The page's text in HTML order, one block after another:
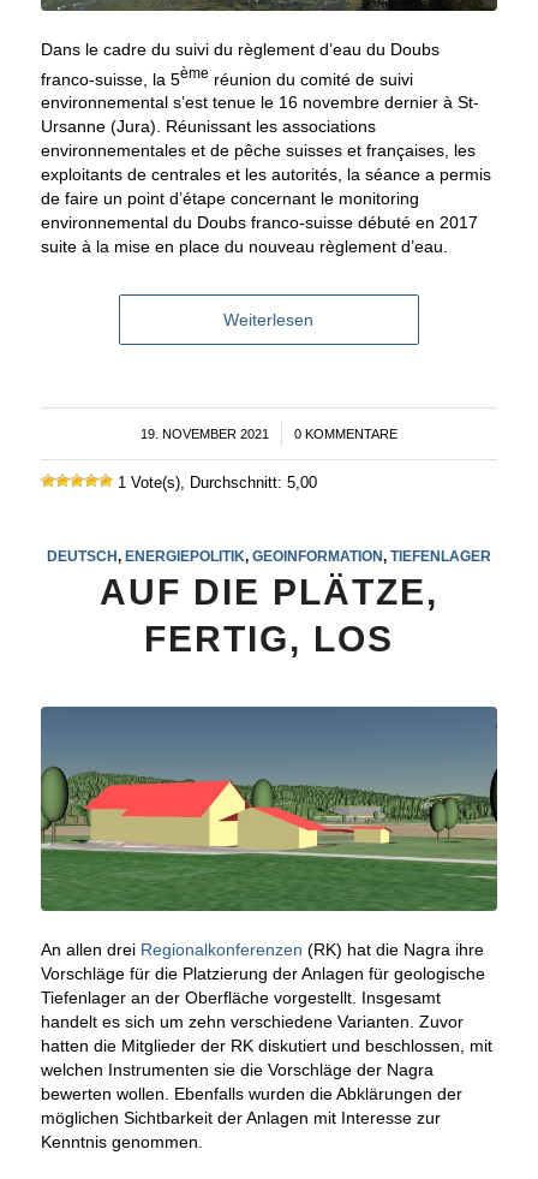
Dans le cadre du suivi du règlement d’eau du Doubs
franco-suisse, la 5ème réunion du comité de suivi
environnemental s’est tenue le 16 novembre dernier à St-
Ursanne (Jura). Réunissant les associations
environnementales et de pêche suisses et françaises, les
exploitants de centrales et les autorités, la séance a permis
de faire un point d’étape concernant le monitoring
environnemental du Doubs franco-suisse débuté en 2017
suite à la mise en place du nouveau règlement d’eau.
Weiterlesen
19. NOVEMBER 2021
/ 0 KOMMENTARE
1 Vote(s), Durchschnitt: 5,00
DEUTSCH, ENERGIEPOLITIK, GEOINFORMATION, TIEFENLAGER
AUF DIE PLÄTZE,
FERTIG, LOS
An allen drei Regionalkonferenzen (RK) hat die Nagra ihre
Vorschläge für die Platzierung der Anlagen für geologische
Tiefenlager an der Oberfläche vorgestellt. Insgesamt
handelt es sich um zehn verschiedene Varianten. Zuvor
hatten die Mitglieder der RK diskutiert und beschlossen, mit
welchen Instrumenten sie die Vorschläge der Nagra
bewerten wollen. Ebenfalls wurden die Abklärungen der
möglichen Sichtbarkeit der Anlagen mit Interesse zur
Kenntnis genommen.